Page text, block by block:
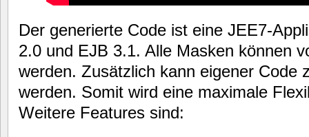
Der generierte Code ist eine JEE7-
2.0 und EJB 3.1. Alle Masken können
werden. Zusätzlich kann eigener Code
werden. Somit wird eine maximale
Weitere Features sind: